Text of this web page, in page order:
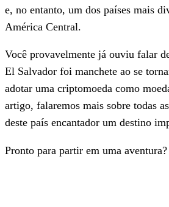
e, no entanto, um dos países mais
América Central.
Você provavelmente já ouviu falar
El Salvador foi manchete ao se
adotar uma criptomoeda como
artigo, falaremos mais sobre todas
deste país encantador um destino
Pronto para partir em uma aventura?